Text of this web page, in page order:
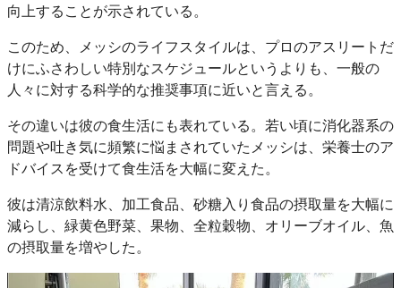
向上することが示されている。
このため、メッシのライフスタイルは、プロのアスリートだ
けにふさわしい特別なスケジュールというよりも、一般の
人々に対する科学的な推奨事項に近いと言える。
その違いは彼の食生活にも表れている。若い頃に消化器系の
問題や吐き気に頻繁に悩まされていたメッシは、栄養士のア
ドバイスを受けて食生活を大幅に変えた。
彼は清涼飲料水、加工食品、砂糖入り食品の摂取量を大幅に
減らし、緑黄色野菜、果物、全粒穀物、オリーブオイル、魚
の摂取量を増やした。